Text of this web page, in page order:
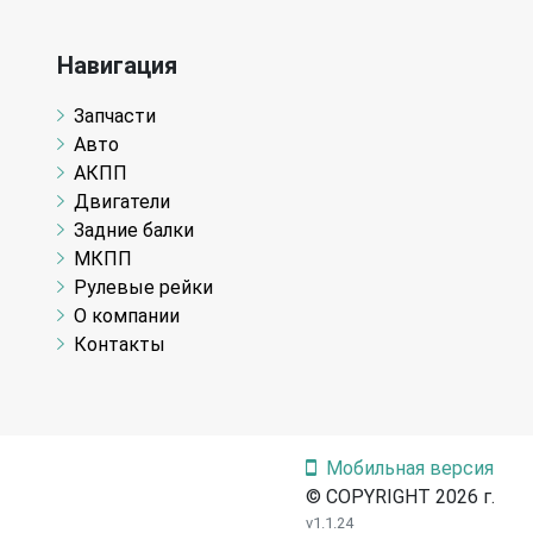
Навигация
Запчасти
Авто
АКПП
Двигатели
Задние балки
МКПП
Рулевые рейки
О компании
Контакты
Мобильная версия
© COPYRIGHT 2026 г.
v1.1.24